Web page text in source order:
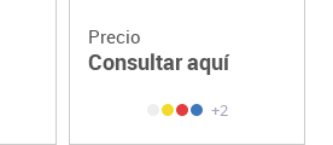
Precio
Consultar aquí
+2